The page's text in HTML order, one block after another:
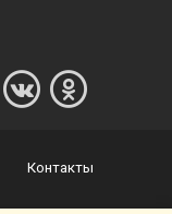
Контакты